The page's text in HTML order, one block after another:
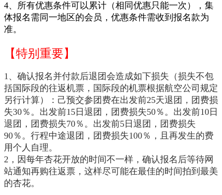
4、所有优惠条件可以累计（相同优惠只能一次），集
体报名需同一地区的会员，优惠条件需收到报名款为
准。
【特别重要】
1、确认报名并付款后退团会造成如下损失（损失不包
括国际段的往返机票，国际段的机票根据航空公司规定
另行计算）：己预交参团费在出发前25天退团，团费损
失30％。出发前15日退团，团费损失50％。出发前10日
退团，团费损失70％。出发前5日退团，团费损失
90％。行程中途退团，团费损失100％，且再发生的费
用个人自理。
2 ，因每年杏花开放的时间不一样，确认报名后等待网
站通知再购往返票，这样尽可能在最佳的时间拍到最美
的杏花。